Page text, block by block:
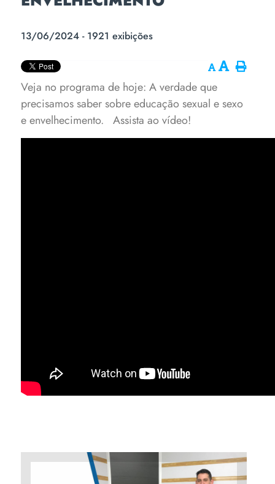
13/06/2024 - 1921 exibições
Veja no programa de hoje: A verdade que
precisamos saber sobre educação sexual e sexo
e envelhecimento.
Assista ao vídeo!